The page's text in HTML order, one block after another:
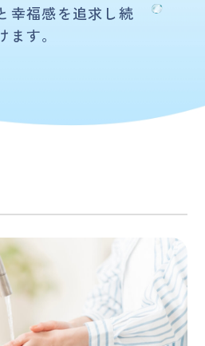
幸福感を追求し続
ます。